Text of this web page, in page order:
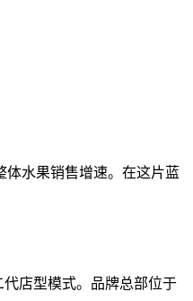
体水果销售增速。在这片蓝
店型模式。品牌总部位于